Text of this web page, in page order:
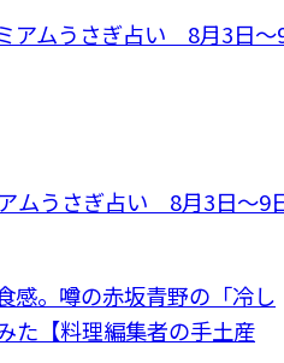
ムうさぎ占い 8月3日～9